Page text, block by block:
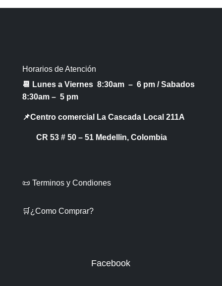
Horarios de Atención
📆 Lunes a Viernes 8:30am – 6 pm /Sabados
8:30am – 5 pm
📌Centro comercial La Cascada Local 211A
CR 53 # 50 – 51 Medellin, Colombia
📜 Terminos y Condiones
🛒¿Como Comprar?
Facebook